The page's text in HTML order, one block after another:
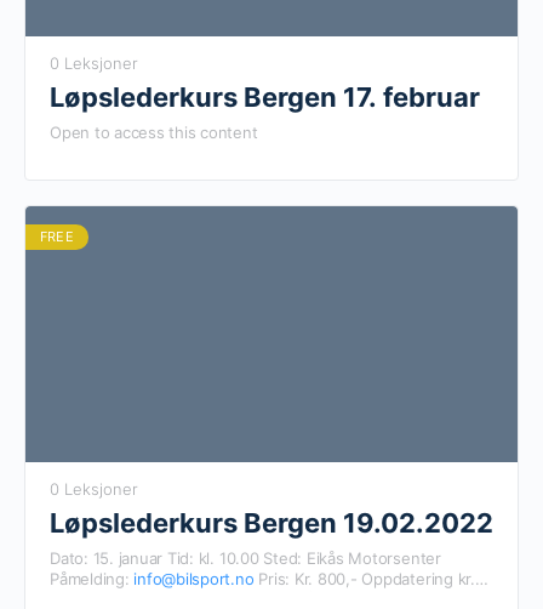
0 Leksjoner
Løpslederkurs Bergen 17. februar
Open to access this content
FREE
0 Leksjoner
Løpslederkurs Bergen 19.02.2022
Dato: 15. januar Tid: kl. 10.00 Sted: Eikås Motorsenter
Påmelding: info@bilsport.no Pris: Kr. 800,- Oppdatering kr.